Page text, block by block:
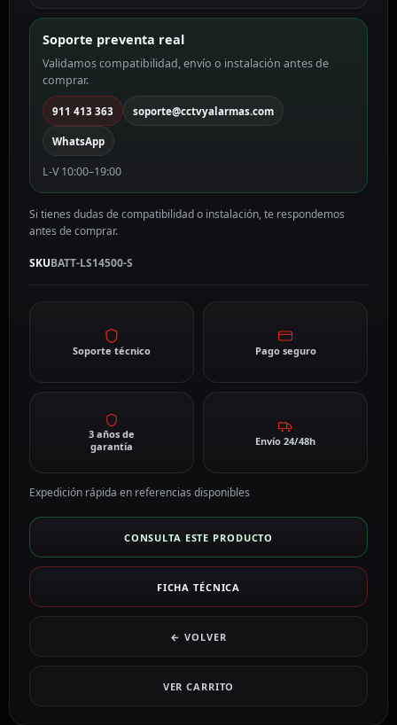
cantidad
Soporte preventa real
Validamos compatibilidad, envío o instalación antes de
comprar.
911 413 363 soporte@cctvyalarmas.com
WhatsApp
L-V 10:00–19:00
Si tienes dudas de compatibilidad o instalación, te respondemos
antes de comprar.
SKUBATT-LS14500-S
Soporte técnico Pago seguro
3 años de
garantía
Envío 24/48h
Expedición rápida en referencias disponibles
CONSULTA ESTE PRODUCTO
FICHA TÉCNICA
← VOLVER
VER CARRITO